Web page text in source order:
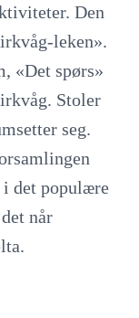
Den
leken».
«Det spørs»
Stoler
seg.
det populære
når